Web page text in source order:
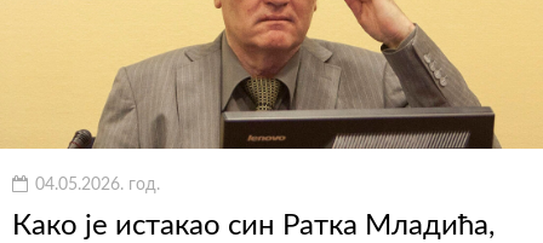
04.05.2026. год.
Како је истакао син Ратка Младића,